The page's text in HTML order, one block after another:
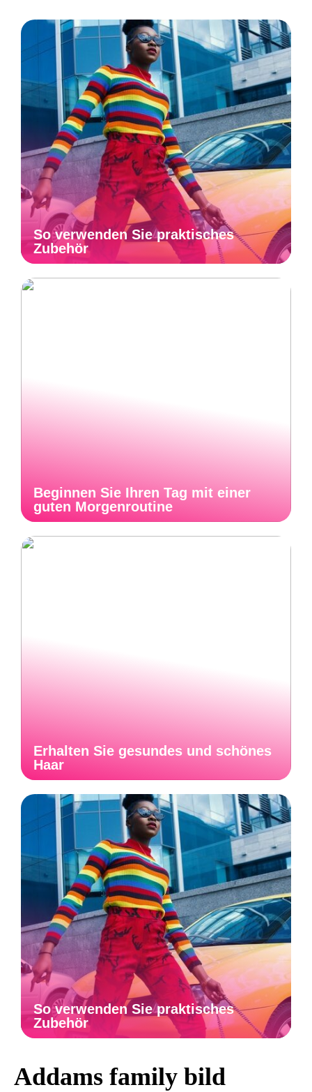
So verwenden Sie praktisches
Zubehör
Beginnen Sie Ihren Tag mit einer
guten Morgenroutine
Erhalten Sie gesundes und schönes
Haar
So verwenden Sie praktisches
Zubehör
Addams family bild